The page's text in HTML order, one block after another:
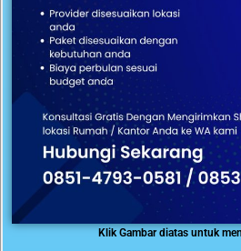
Klik Gambar diatas untuk